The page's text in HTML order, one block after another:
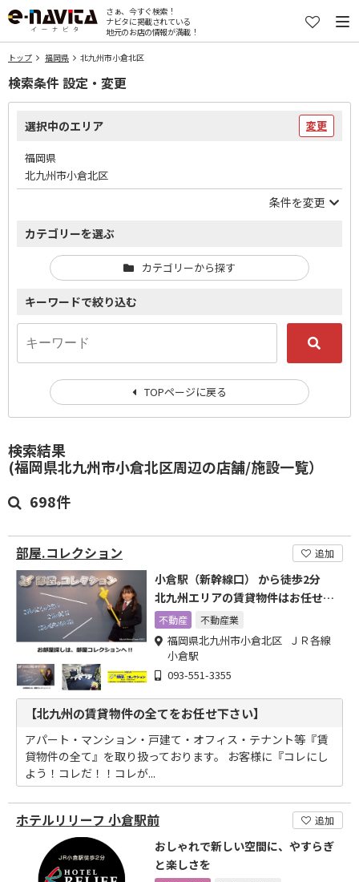
さぁ、今すぐ検索！
ナビタに掲載されている
地元のお店の情報が満載！
トップ 福岡県 北九州市小倉北区
検索結果
(福岡県北九州市小倉北区周辺の店舗/施設一覧）
698件
部屋.コレクション 追加
小倉駅（新幹線口） から徒歩2分
北九州エリアの賃貸物件はお任せ下
さい
不動産 不動産業
福岡県北九州市小倉北区 ＪＲ各線
小倉駅
093-551-3355
【北九州の賃貸物件の全てをお任せ下さい】
アパート・マンション・戸建て・オフィス・テナント等『賃
貸物件の全て』を取り扱っております。 お客様に『コレにし
よう！コレだ！！コレが...
ホテルリリーフ 小倉駅前 追加
おしゃれで新しい空間に、やすらぎ
と楽しさを
検索条件 設定・変更
選択中のエリア 変更
福岡県
北九州市小倉北区
条件を変更
カテゴリーを選ぶ
カテゴリーから探す
キーワードで絞り込む
TOPページに戻る